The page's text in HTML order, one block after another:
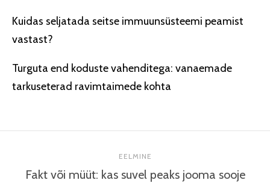
Kuidas seljatada seitse immuunsüsteemi peamist
vastast?
Turguta end koduste vahenditega: vanaemade
tarkuseterad ravimtaimede kohta
EELMINE
Fakt või müüt: kas suvel peaks jooma sooje